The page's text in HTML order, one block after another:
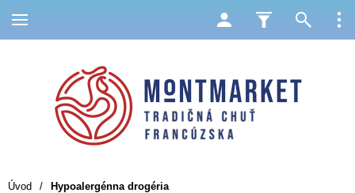
Úvod / Hypoalergénna drogéria